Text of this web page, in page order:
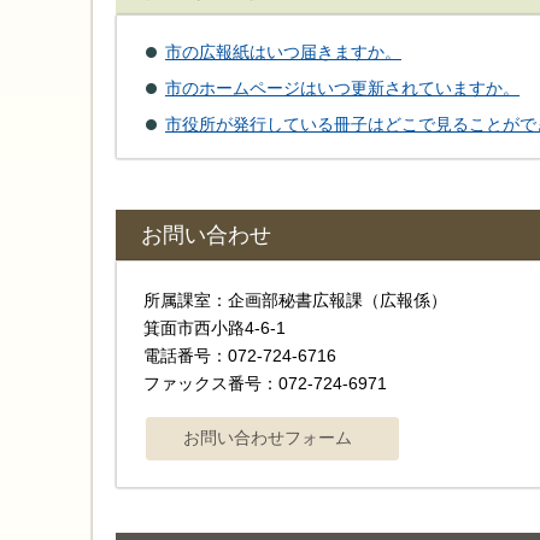
市の広報紙はいつ届きますか。
市のホームページはいつ更新されていますか。
市役所が発行している冊子はどこで見ることがで
お問い合わせ
所属課室：企画部秘書広報課（広報係）
箕面市西小路4‐6‐1
電話番号：072-724-6716
ファックス番号：072-724-6971